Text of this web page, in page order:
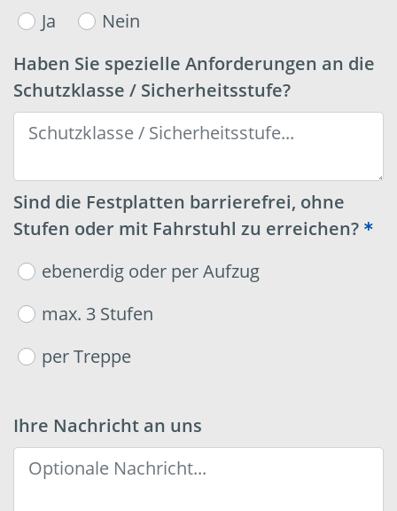
Ja
Nein
Haben Sie spezielle Anforderungen an die
Schutzklasse / Sicherheitsstufe?
Sind die Festplatten barrierefrei, ohne
Stufen oder mit Fahrstuhl zu erreichen?
ebenerdig oder per Aufzug
max. 3 Stufen
per Treppe
Ihre Nachricht an uns